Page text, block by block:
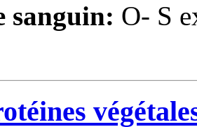
sanguin: O- S